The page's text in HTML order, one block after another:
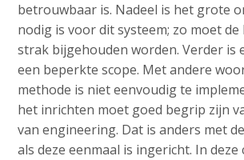
betrouwbaar is. Nadeel is het grote
nodig is voor dit systeem; zo moet
strak bijgehouden worden. Verder is
een beperkte scope. Met andere
methode is niet eenvoudig te
het inrichten moet goed begrip zijn
van engineering. Dat is anders met
als deze eenmaal is ingericht. In deze